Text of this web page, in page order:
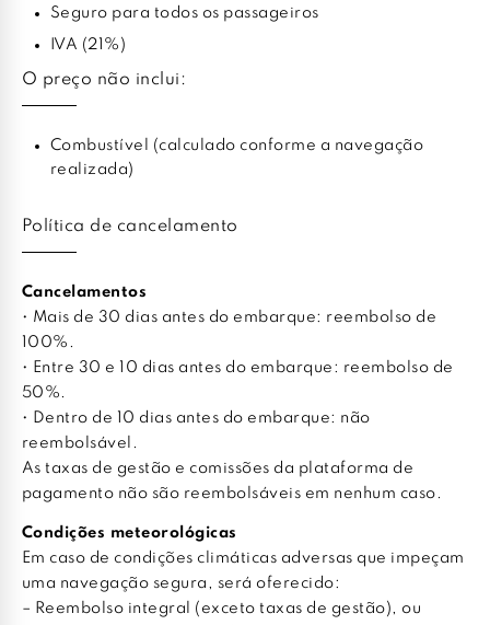
Seguro para todos os passageiros
IVA (21%)
O preço não inclui:
Combustível (calculado conforme a navegação
realizada)
Política de cancelamento
Cancelamentos
• Mais de 30 dias antes do embarque: reembolso de
100%.
• Entre 30 e 10 dias antes do embarque: reembolso de
50%.
• Dentro de 10 dias antes do embarque: não
reembolsável.
As taxas de gestão e comissões da plataforma de
pagamento não são reembolsáveis em nenhum caso.
Condições meteorológicas
Em caso de condições climáticas adversas que impeçam
uma navegação segura, será oferecido:
– Reembolso integral (exceto taxas de gestão), ou